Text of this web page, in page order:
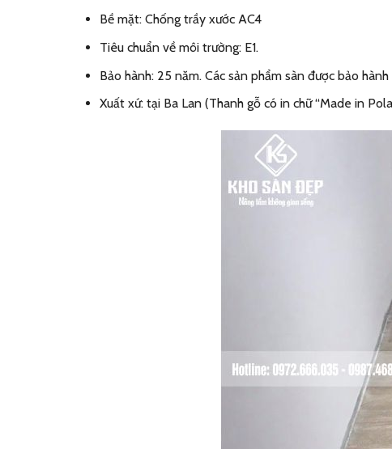
Bề mặt: Chống trầy xước AC4
Tiêu chuẩn về môi trường: E1.
Bảo hành: 25 năm. Các sản phẩm sàn được bảo
Xuất xứ: tại Ba Lan (Thanh gỗ có in chữ “Made in